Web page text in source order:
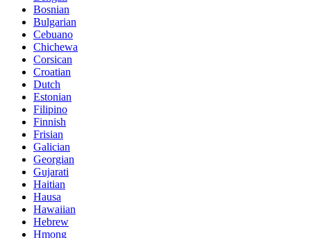
Bosnian
Bulgarian
Cebuano
Chichewa
Corsican
Croatian
Dutch
Estonian
Filipino
Finnish
Frisian
Galician
Georgian
Gujarati
Haitian
Hausa
Hawaiian
Hebrew
Hmong